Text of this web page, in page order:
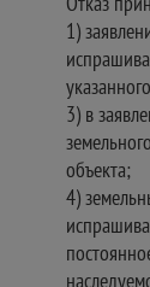
1)
3) в
объекта;
4)